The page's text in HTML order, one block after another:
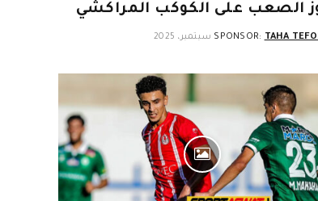
الصعب على الكوكب المراكشي
SPONSOR: TAHA